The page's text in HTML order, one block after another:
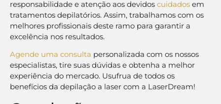
responsabilidade e atenção aos devidos cuidados em
tratamentos depilatórios. Assim, trabalhamos com os
melhores profissionais deste ramo para garantir a
excelência nos resultados.
Agende uma consulta personalizada com os nossos
especialistas, tire suas dúvidas e obtenha a melhor
experiência do mercado. Usufrua de todos os
benefícios da depilação a laser com a LaserDream!